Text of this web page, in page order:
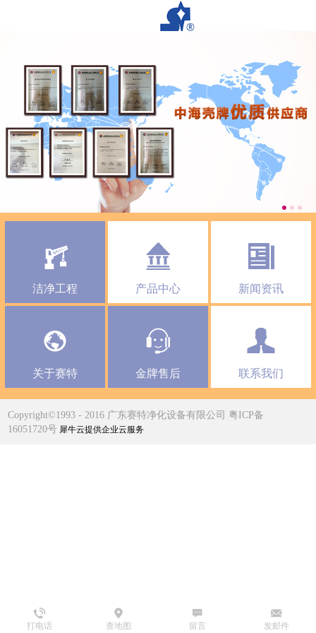
洁净工程 产品中心 新闻资讯
关于赛特 金牌售后 联系我们
Copyright©1993 - 2016 广东赛特净化设备有限公司 粤ICP备
16051720号 犀牛云提供企业云服务
打电话 查地图 发邮件
留言